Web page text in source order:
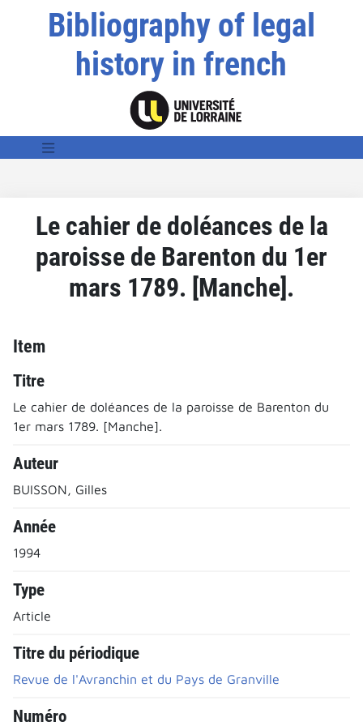
Bibliography of legal
history in french
Le cahier de doléances de la
paroisse de Barenton du 1er
mars 1789. [Manche].
Item
Titre
Le cahier de doléances de la paroisse de Barenton du
1er mars 1789. [Manche].
Auteur
BUISSON, Gilles
Année
1994
Type
Article
Titre du périodique
Revue de l'Avranchin et du Pays de Granville
Numéro